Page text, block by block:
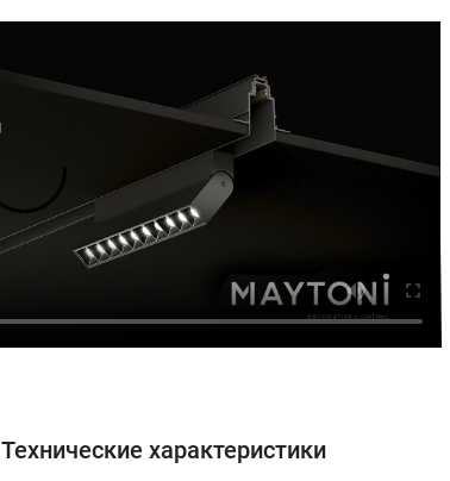
Технические характеристики